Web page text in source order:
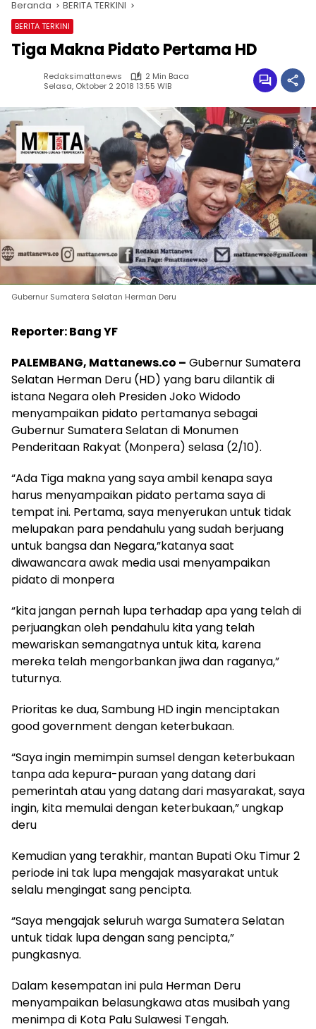
Beranda BERITA TERKINI
BERITA TERKINI
Tiga Makna Pidato Pertama HD
Redaksimattanews
2 Min Baca
Selasa, Oktober 2 2018 13:55 WIB
Gubernur Sumatera Selatan Herman Deru
Reporter: Bang YF
PALEMBANG, Mattanews.co – Gubernur Sumatera
Selatan Herman Deru (HD) yang baru dilantik di
istana Negara oleh Presiden Joko Widodo
menyampaikan pidato pertamanya sebagai
Gubernur Sumatera Selatan di Monumen
Penderitaan Rakyat (Monpera) selasa (2/10).
“Ada Tiga makna yang saya ambil kenapa saya
harus menyampaikan pidato pertama saya di
tempat ini. Pertama, saya menyerukan untuk tidak
melupakan para pendahulu yang sudah berjuang
untuk bangsa dan Negara,”katanya saat
diwawancara awak media usai menyampaikan
pidato di monpera
“kita jangan pernah lupa terhadap apa yang telah di
perjuangkan oleh pendahulu kita yang telah
mewariskan semangatnya untuk kita, karena
mereka telah mengorbankan jiwa dan raganya,”
tuturnya.
Prioritas ke dua, Sambung HD ingin menciptakan
good government dengan keterbukaan.
“Saya ingin memimpin sumsel dengan keterbukaan
tanpa ada kepura-puraan yang datang dari
pemerintah atau yang datang dari masyarakat, saya
ingin, kita memulai dengan keterbukaan,” ungkap
deru
Kemudian yang terakhir, mantan Bupati Oku Timur 2
periode ini tak lupa mengajak masyarakat untuk
selalu mengingat sang pencipta.
“Saya mengajak seluruh warga Sumatera Selatan
untuk tidak lupa dengan sang pencipta,”
pungkasnya.
Dalam kesempatan ini pula Herman Deru
menyampaikan belasungkawa atas musibah yang
menimpa di Kota Palu Sulawesi Tengah.